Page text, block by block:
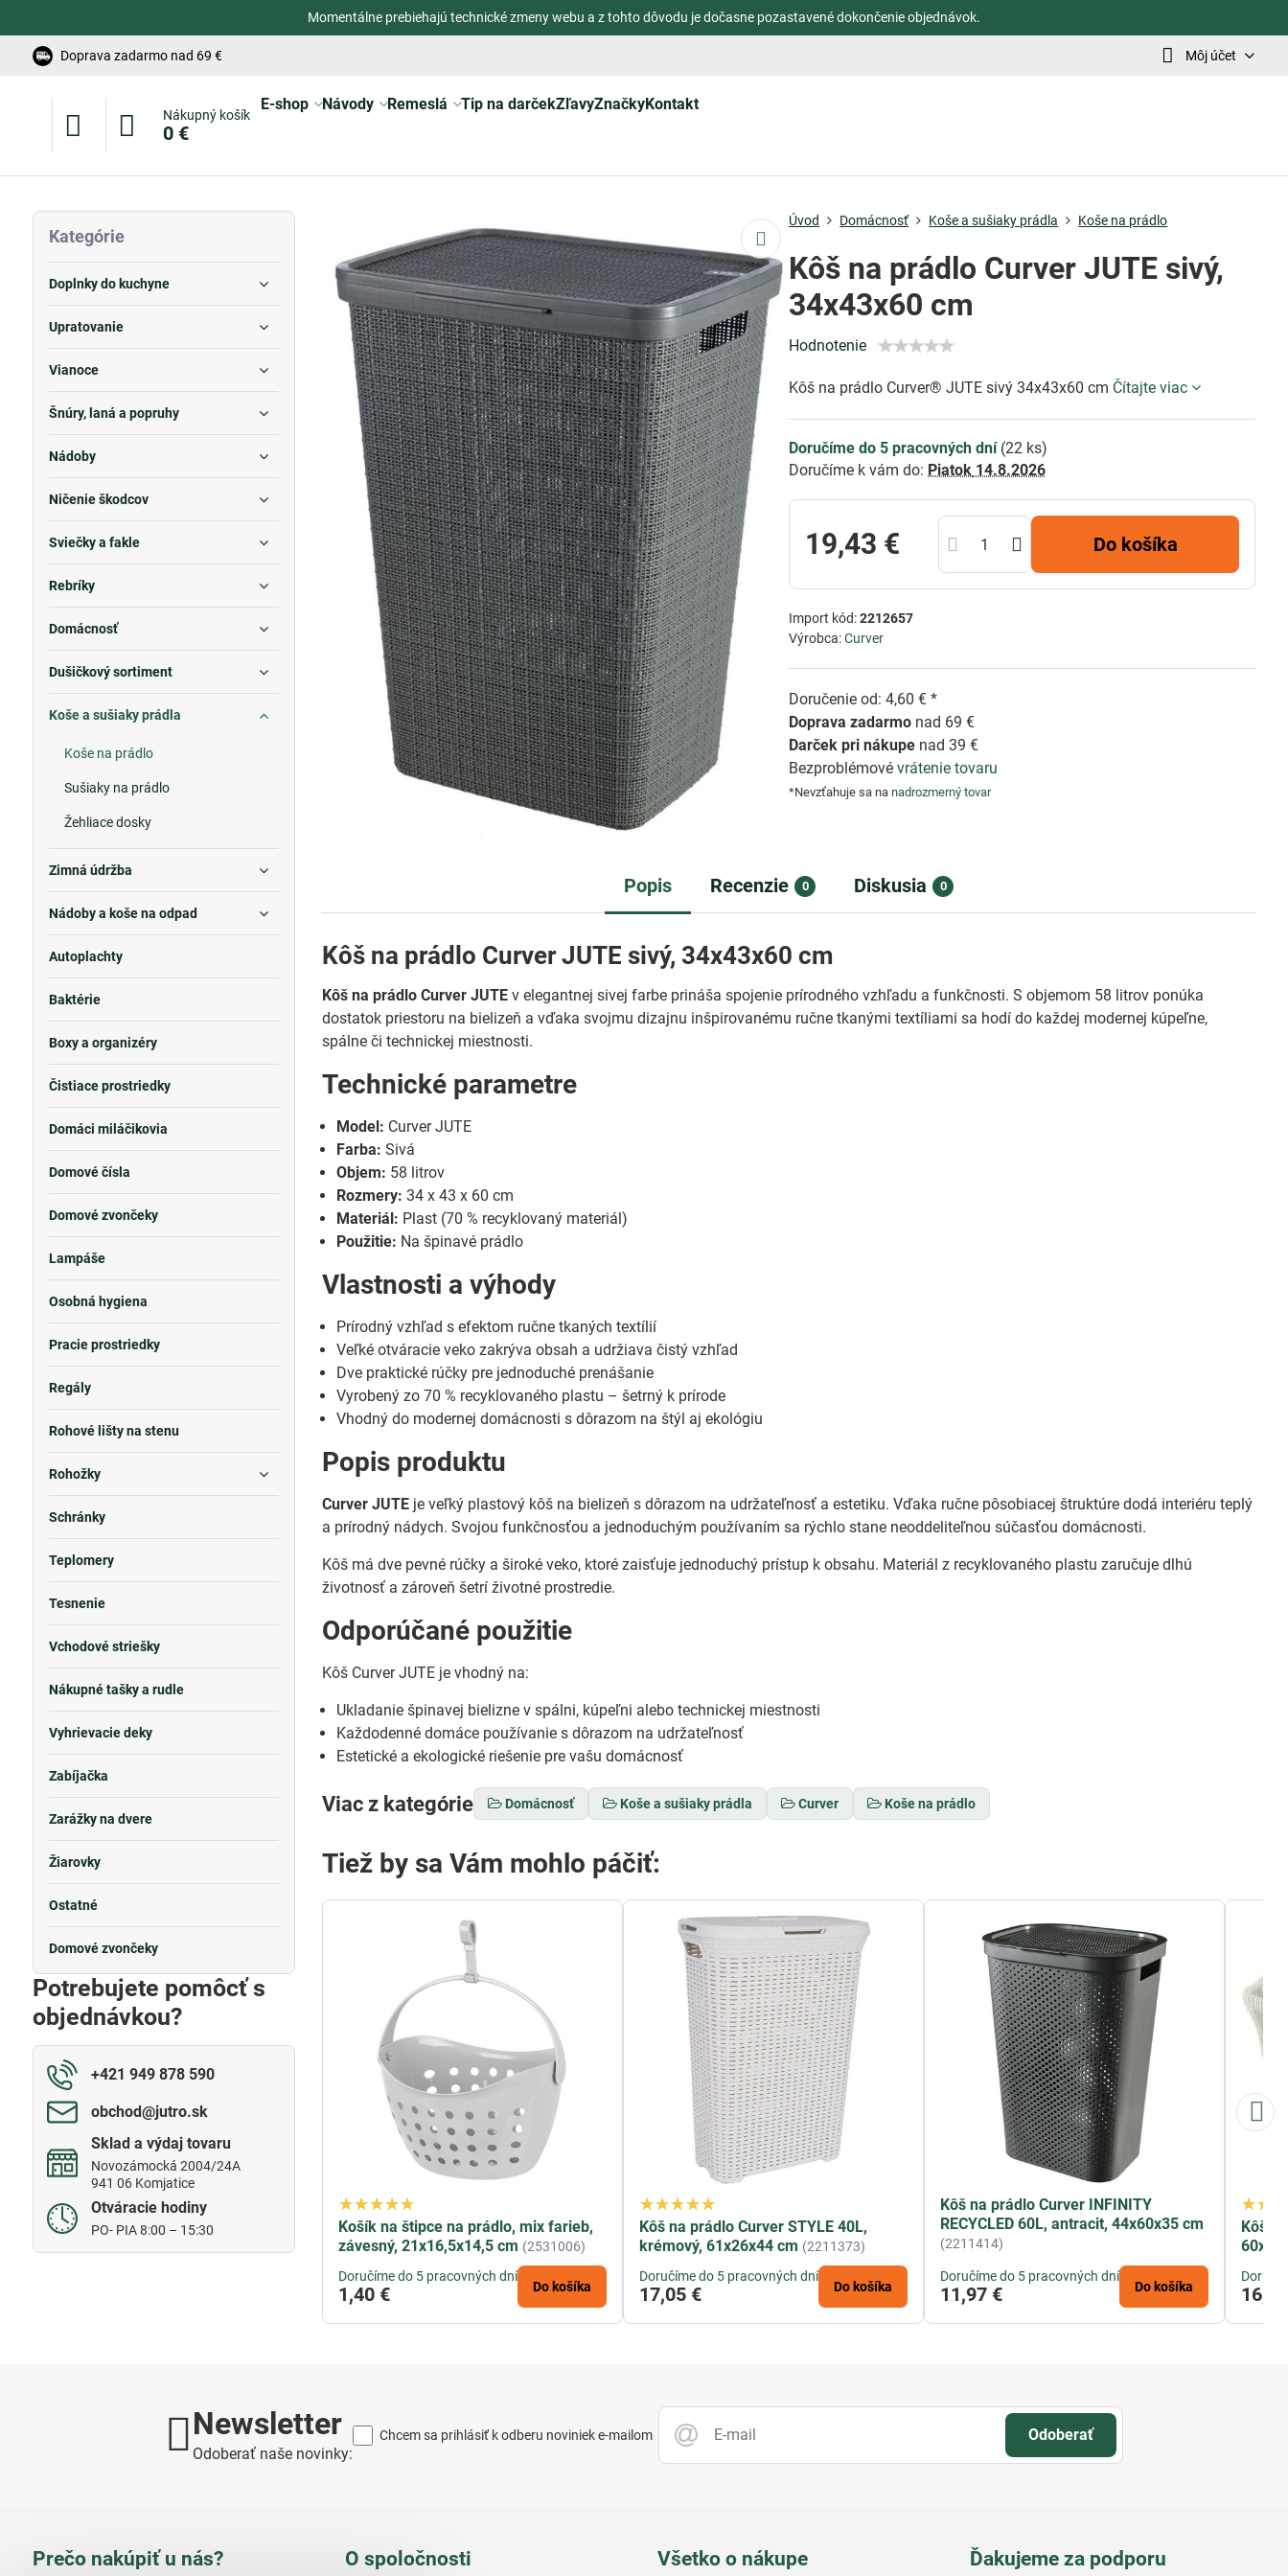
Momentálne prebiehajú technické zmeny webu a z tohto dôvodu je dočasne pozastavené dokončenie objednávok.
Doprava zadarmo nad 69 € Môj účet
Nákupný košík
0 €
E-shop Návody Remeslá Tip na darčekZľavyZnačkyKontakt
Úvod Domácnosť Koše a sušiaky prádla Koše na prádlo
Kôš na prádlo Curver JUTE sivý,
34x43x60 cm
Hodnotenie
Kôš na prádlo Curver® JUTE sivý 34x43x60 cm Čítajte viac
Doručíme do 5 pracovných dní (22 ks)
Doručíme k vám do: Piatok 14.8.2026
19,43 € Do košíka
Import kód:2212657
Výrobca:Curver
Doručenie od: 4,60 € *
Doprava zadarmo nad 69 €
Darček pri nákupe nad 39 €
Bezproblémovévrátenie tovaru
*Nevzťahuje sa nanadrozmerný tovar
Popis Recenzie 0 Diskusia 0
Kôš na prádlo Curver JUTE sivý, 34x43x60 cm
Kôš na prádlo Curver JUTE v elegantnej sivej farbe prináša spojenie prírodného vzhľadu a funkčnosti. S objemom 58 litrov ponúka
dostatok priestoru na bielizeň a vďaka svojmu dizajnu inšpirovanému ručne tkanými textíliami sa hodí do každej modernej kúpeľne,
spálne či technickej miestnosti.
Technické parametre
Model: Curver JUTE
Farba: Sivá
Objem: 58 litrov
Rozmery: 34 x 43 x 60 cm
Materiál: Plast (70 % recyklovaný materiál)
Použitie: Na špinavé prádlo
Vlastnosti a výhody
Prírodný vzhľad s efektom ručne tkaných textílií
Veľké otváracie veko zakrýva obsah a udržiava čistý vzhľad
Dve praktické rúčky pre jednoduché prenášanie
Vyrobený zo 70 % recyklovaného plastu – šetrný k prírode
Vhodný do modernej domácnosti s dôrazom na štýl aj ekológiu
Popis produktu
Curver JUTE je veľký plastový kôš na bielizeň s dôrazom na udržateľnosť a estetiku. Vďaka ručne pôsobiacej štruktúre dodá interiéru teplý
a prírodný nádych. Svojou funkčnosťou a jednoduchým používaním sa rýchlo stane neoddeliteľnou súčasťou domácnosti.
Kôš má dve pevné rúčky a široké veko, ktoré zaisťuje jednoduchý prístup k obsahu. Materiál z recyklovaného plastu zaručuje dlhú
životnosť a zároveň šetrí životné prostredie.
Odporúčané použitie
Kôš Curver JUTE je vhodný na:
Ukladanie špinavej bielizne v spálni, kúpeľni alebo technickej miestnosti
Každodenné domáce používanie s dôrazom na udržateľnosť
Estetické a ekologické riešenie pre vašu domácnosť
Viac z kategórie Domácnosť Koše a sušiaky prádla Curver Koše na prádlo
Tiež by sa Vám mohlo páčiť:
Košík na štipce na prádlo, mix farieb,
závesný, 21x16,5x14,5 cm (2531006)
Doručíme do 5 pracovných dní
1,40 € Do košíka
Kôš na prádlo Curver STYLE 40L,
krémový, 61x26x44 cm (2211373)
Doručíme do 5 pracovných dní
17,05 € Do košíka
Kôš na prádlo Curver INFINITY
RECYCLED 60L, antracit, 44x60x35 cm
(2211414)
Doručíme do 5 pracovných dní
11,97 € Do košíka
Kôš
Kategórie
Doplnky do kuchyne
Upratovanie
Vianoce
Šnúry, laná a popruhy
Nádoby
Ničenie škodcov
Sviečky a fakle
Rebríky
Domácnosť
Dušičkový sortiment
Koše a sušiaky prádla
Koše na prádlo
Sušiaky na prádlo
Žehliace dosky
Zimná údržba
Nádoby a koše na odpad
Autoplachty
Baktérie
Boxy a organizéry
Čistiace prostriedky
Domáci miláčikovia
Domové čísla
Domové zvončeky
Lampáše
Osobná hygiena
Pracie prostriedky
Regály
Rohové lišty na stenu
Rohožky
Schránky
Teplomery
Tesnenie
Vchodové striešky
Nákupné tašky a rudle
Vyhrievacie deky
Zabíjačka
Zarážky na dvere
Žiarovky
Ostatné
Domové zvončeky
Potrebujete pomôcť s
objednávkou?
+421 949 878 590
obchod​@jutro​.sk
Sklad a výdaj tovaru
Novozámocká 2004/24A
941 06 Komjatice
Otváracie hodiny
PO- PIA 8:00 – 15:30
Newsletter
Odoberať naše novinky:
Odoberať
Chcem sa prihlásiť k odberu noviniek e-mailom
Prečo nakúpiť u nás? O spoločnosti Všetko o nákupe Ďakujeme za podporu